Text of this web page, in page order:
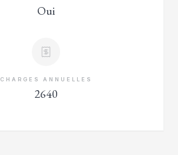
Oui
CHARGES ANNUELLES
2640